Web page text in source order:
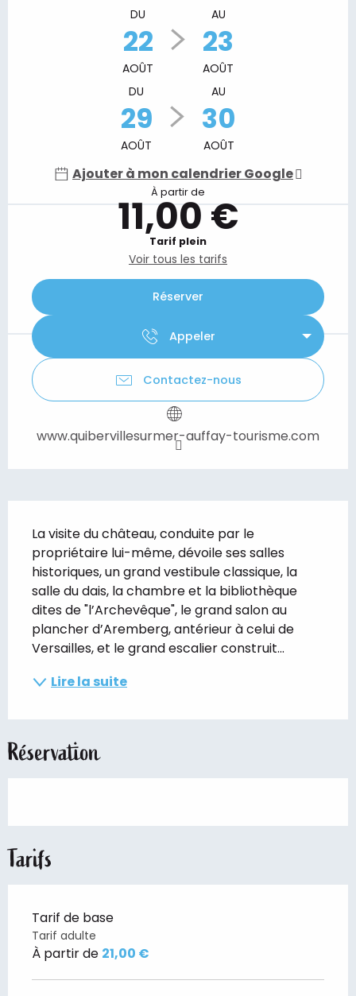
DU
22
AOÛT
AU
23
AOÛT
DU
29
AOÛT
AU
30
AOÛT
Ajouter à mon calendrier Google
À partir de
11,00 €
Tarif plein
Voir tous les tarifs
Réserver
Appeler
Contactez-nous
www.quibervillesurmer-auffay-tourisme.com
La visite du château, conduite par le
propriétaire lui-même, dévoile ses salles
historiques, un grand vestibule classique, la
salle du dais, la chambre et la bibliothèque
dites de "l’Archevêque", le grand salon au
plancher d’Aremberg, antérieur à celui de
Versailles, et le grand escalier construit...
Lire la suite
Réservation
Tarifs
Tarif de base
Tarif adulte
À partir de 21,00 €